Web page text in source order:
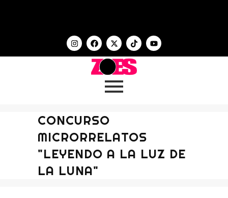
CONCURSO
MICRORRELATOS
"LEYENDO A LA LUZ DE
LA LUNA"